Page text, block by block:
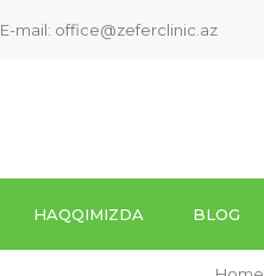
E-mail: office@zeferclinic.az
HAQQIMIZDA BLOG